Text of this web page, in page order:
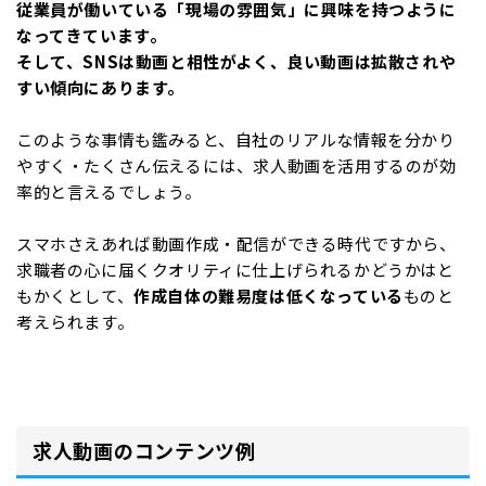
従業員が働いている「現場の雰囲気」に興味を持つように
なってきています。
そして、SNSは動画と相性がよく、良い動画は拡散されや
すい傾向にあります。
このような事情も鑑みると、自社のリアルな情報を分かり
やすく・たくさん伝えるには、求人動画を活用するのが効
率的と言えるでしょう。
スマホさえあれば動画作成・配信ができる時代ですから、
求職者の心に届くクオリティに仕上げられるかどうかはと
もかくとして、作成自体の難易度は低くなっているものと
考えられます。
求人動画のコンテンツ例